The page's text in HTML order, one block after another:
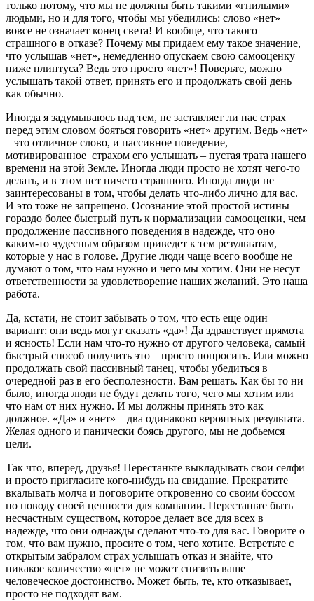
только потому, что мы не должны быть такими «гнилыми»
людьми, но и для того, чтобы мы убедились: слово «нет»
вовсе не означает конец света! И вообще, что такого
страшного в отказе? Почему мы придаем ему такое значение,
что услышав «нет», немедленно опускаем свою самооценку
ниже плинтуса? Ведь это просто «нет»! Поверьте, можно
услышать такой ответ, принять его и продолжать свой день
как обычно.
Иногда я задумываюсь над тем, не заставляет ли нас страх
перед этим словом бояться говорить «нет» другим. Ведь «нет»
– это отличное слово, и пассивное поведение,
мотивированное страхом его услышать – пустая трата нашего
времени на этой Земле. Иногда люди просто не хотят чего-то
делать, и в этом нет ничего страшного. Иногда люди не
заинтересованы в том, чтобы делать что-либо лично для вас.
И это тоже не запрещено. Осознание этой простой истины –
гораздо более быстрый путь к нормализации самооценки, чем
продолжение пассивного поведения в надежде, что оно
каким-то чудесным образом приведет к тем результатам,
которые у нас в голове. Другие люди чаще всего вообще не
думают о том, что нам нужно и чего мы хотим. Они не несут
ответственности за удовлетворение наших желаний. Это наша
работа.
Да, кстати, не стоит забывать о том, что есть еще один
вариант: они ведь могут сказать «да»! Да здравствует прямота
и ясность! Если нам что-то нужно от другого человека, самый
быстрый способ получить это – просто попросить. Или можно
продолжать свой пассивный танец, чтобы убедиться в
очередной раз в его бесполезности. Вам решать. Как бы то ни
было, иногда люди не будут делать того, чего мы хотим или
что нам от них нужно. И мы должны принять это как
должное. «Да» и «нет» – два одинаково вероятных результата.
Желая одного и панически боясь другого, мы не добьемся
цели.
Так что, вперед, друзья! Перестаньте выкладывать свои селфи
и просто пригласите кого-нибудь на свидание. Прекратите
вкалывать молча и поговорите откровенно со своим боссом
по поводу своей ценности для компании. Перестаньте быть
несчастным существом, которое делает все для всех в
надежде, что они однажды сделают что-то для вас. Говорите о
том, что вам нужно, просите о том, чего хотите. Встретьте с
открытым забралом страх услышать отказ и знайте, что
никакое количество «нет» не может снизить ваше
человеческое достоинство. Может быть, те, кто отказывает,
просто не подходят вам.